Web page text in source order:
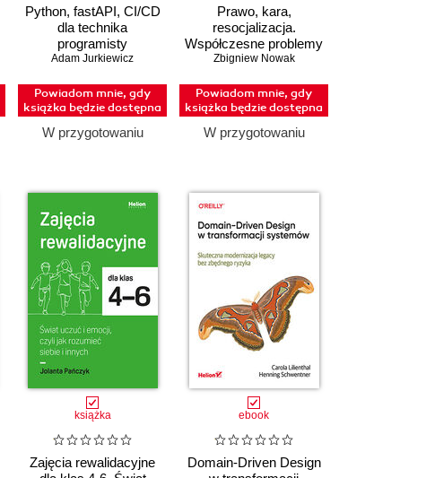
Python, fastAPI, CI/CD
dla technika
programisty
Adam Jurkiewicz
Powiadom mnie, gdy
książka będzie dostępna
W przygotowaniu
Prawo, kara,
resocjalizacja.
Współczesne problemy
penitencjarystyki
Zbigniew Nowak
Powiadom mnie, gdy
książka będzie dostępna
W przygotowaniu
książka
Zajęcia rewalidacyjne
ebook
Domain-Driven Design